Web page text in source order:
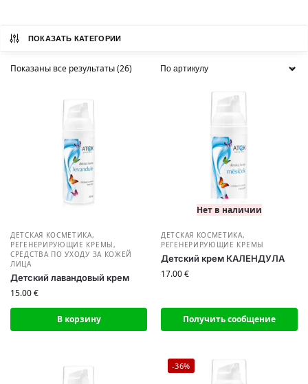
ПОКАЗАТЬ КАТЕГОРИИ
Показаны все результаты (26)
ДЕТСКАЯ КОСМЕТИКА,
РЕГЕНЕРИРУЮЩИЕ КРЕМЫ,
СРЕДСТВА ПО УХОДУ ЗА КОЖЕЙ
ЛИЦА
Детский лавандовый крем
15.00€
В корзину
Нет в наличии
ДЕТСКАЯ КОСМЕТИКА,
РЕГЕНЕРИРУЮЩИЕ КРЕМЫ
Детский крем КАЛЕНДУЛА
17.00€
Получить сообщение
-36%